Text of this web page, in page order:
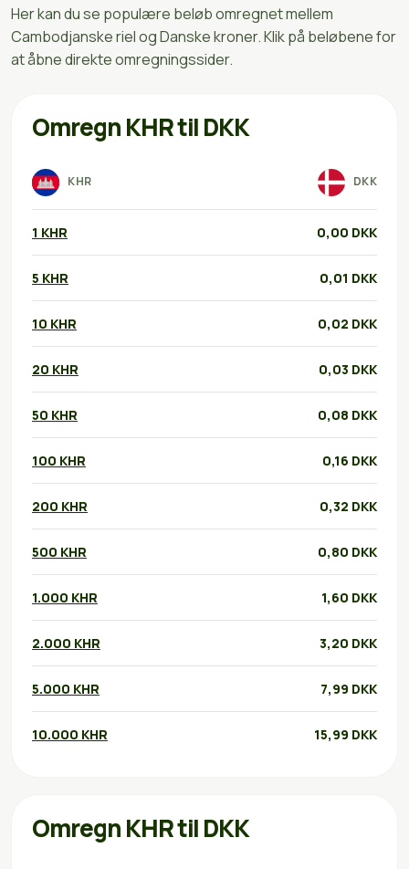
Her kan du se populære beløb omregnet mellem
Cambodjanske riel og Danske kroner. Klik på beløbene for
at åbne direkte omregningssider.
Omregn KHR til DKK
KHR DKK
1 KHR 0,00 DKK
5 KHR 0,01 DKK
10 KHR 0,02 DKK
20 KHR 0,03 DKK
50 KHR 0,08 DKK
100 KHR 0,16 DKK
200 KHR 0,32 DKK
500 KHR 0,80 DKK
1.000 KHR 1,60 DKK
2.000 KHR 3,20 DKK
5.000 KHR 7,99 DKK
10.000 KHR 15,99 DKK
Omregn KHR til DKK